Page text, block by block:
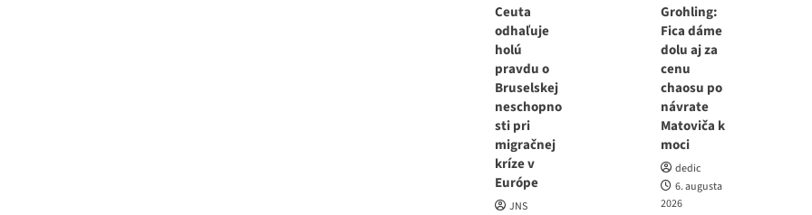
Ceuta
odhaľuje
holú
pravdu o
Bruselskej
neschopno
sti pri
migračnej
kríze v
Európe
JNS
Grohling:
Fica dáme
dolu aj za
cenu
chaosu po
návrate
Matoviča k
moci
dedic
6. augusta
2026